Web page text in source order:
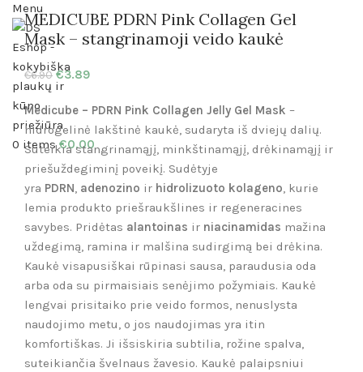
Menu
0 items €0.00
MEDICUBE PDRN Pink Collagen Gel
Mask – stangrinamoji veido kaukė
€6.90 €3.89
Medicube – PDRN Pink Collagen Jelly Gel Mask –
hidrogelinė lakštinė kaukė, sudaryta iš dviejų dalių.
Suteikia stangrinamąjį, minkštinamąjį, drėkinamąjį ir
priešuždegiminį poveikį. Sudėtyje
yra PDRN, adenozino ir hidrolizuoto kolageno, kurie
lemia produkto priešraukšlines ir regeneracines
savybes. Pridėtas alantoinas ir niacinamidas mažina
uždegimą, ramina ir malšina sudirgimą bei drėkina.
Kaukė visapusiškai rūpinasi sausa, paraudusia oda
arba oda su pirmaisiais senėjimo požymiais. Kaukė
lengvai prisitaiko prie veido formos, nenuslysta
naudojimo metu, o jos naudojimas yra itin
komfortiškas. Ji išsiskiria subtilia, rožine spalva,
suteikiančia švelnaus žavesio. Kaukė palaipsniui